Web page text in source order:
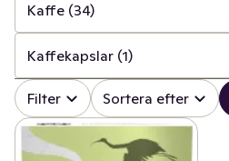
Kaffe (34)
✓ Alla (144)
✓ (1)
✓ Alkoholfritt vin (1)
Kaffekapslar (1)
✓ Alla (34)
✓ Brygg- och kokkaffe
Filter Sortera efter